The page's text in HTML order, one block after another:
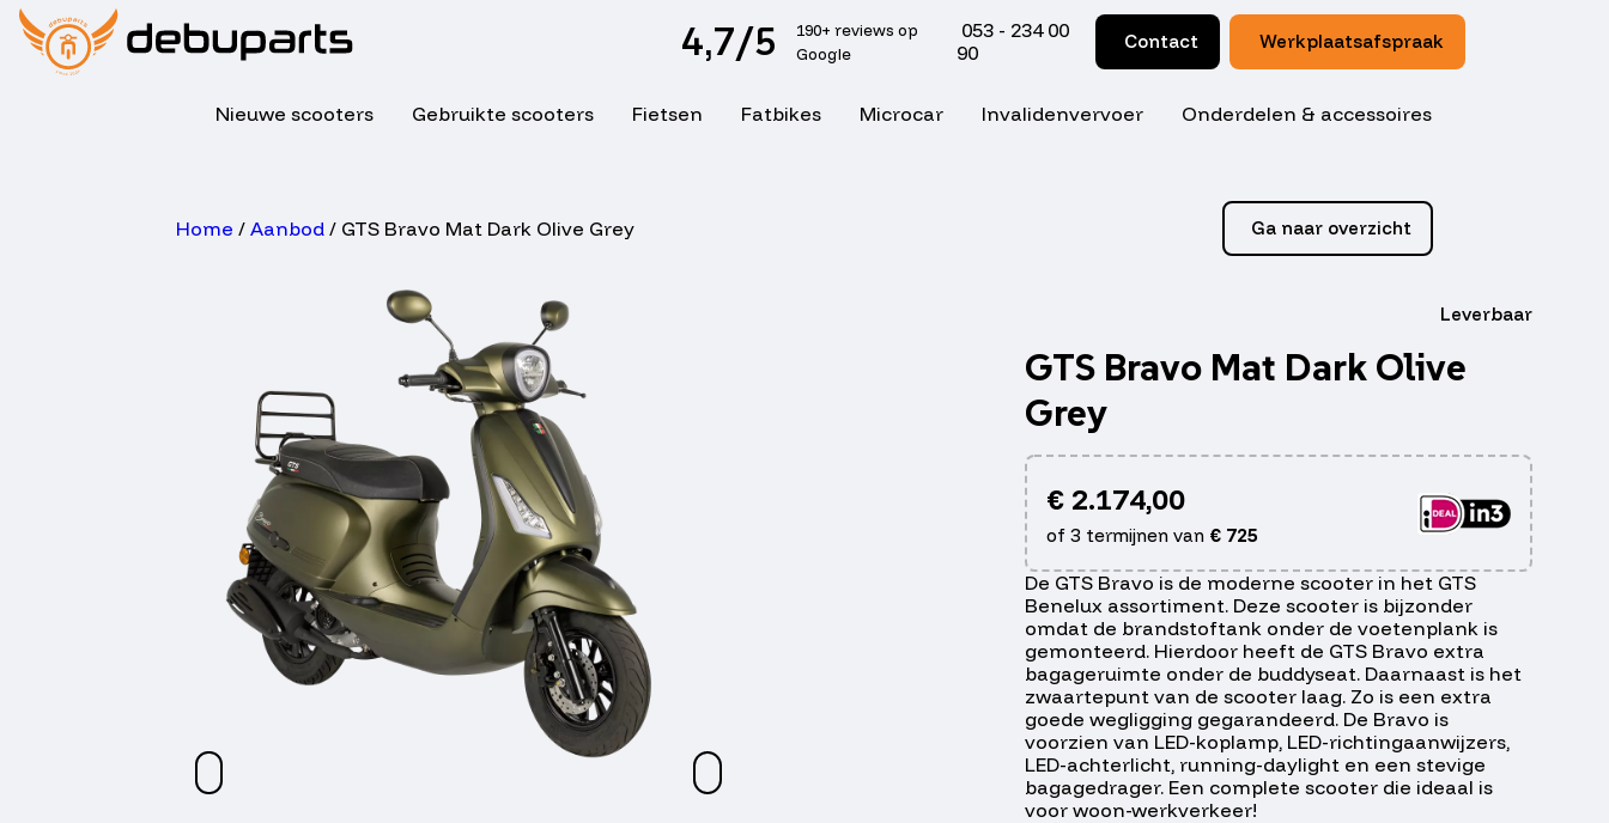
4,7/5
190+ reviews op
Google
053 - 234 00
90
Contact Werkplaatsafspraak
Nieuwe scooters Gebruikte scooters Fietsen Fatbikes Microcar Invalidenvervoer Onderdelen & accessoires
Home / Aanbod/ GTS Bravo Mat Dark Olive Grey Ga naar overzicht
Leverbaar
GTS Bravo Mat Dark Olive
Grey
€2.174,00
of 3 termijnen van €725
De GTS Bravo is de moderne scooter in het GTS
Benelux assortiment. Deze scooter is bijzonder
omdat de brandstoftank onder de voetenplank is
gemonteerd. Hierdoor heeft de GTS Bravo extra
bagageruimte onder de buddyseat. Daarnaast is het
zwaartepunt van de scooter laag. Zo is een extra
goede wegligging gegarandeerd. De Bravo is
voorzien van LED-koplamp, LED-richtingaanwijzers,
LED-achterlicht, running-daylight en een stevige
bagagedrager. Een complete scooter die ideaal is
voor woon-werkverkeer!